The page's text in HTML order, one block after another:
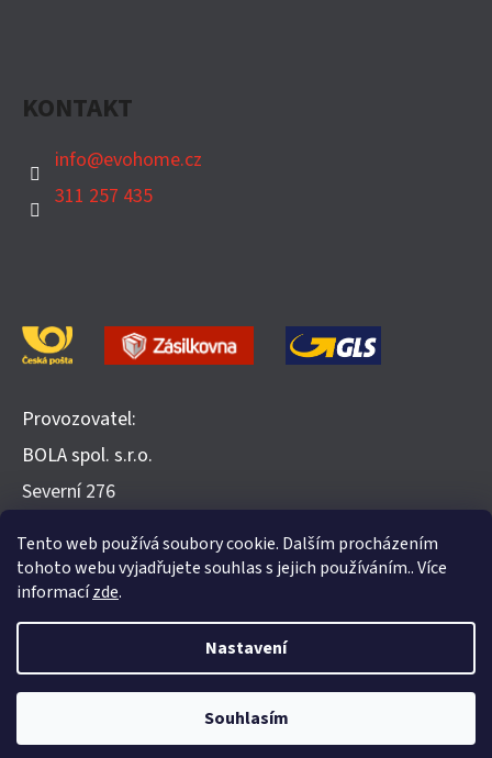
Tento web používá soubory cookie. Dalším procházením
tohoto webu vyjadřujete souhlas s jejich používáním.. Více
informacízde.
Nastavení
Souhlasím
KONTAKT
info@evohome.cz
311 257 435
Provozovatel:
BOLA spol. s.r.o.
​Severní 276
Recenze na Heureka.cz
Vytvořil Shoptet